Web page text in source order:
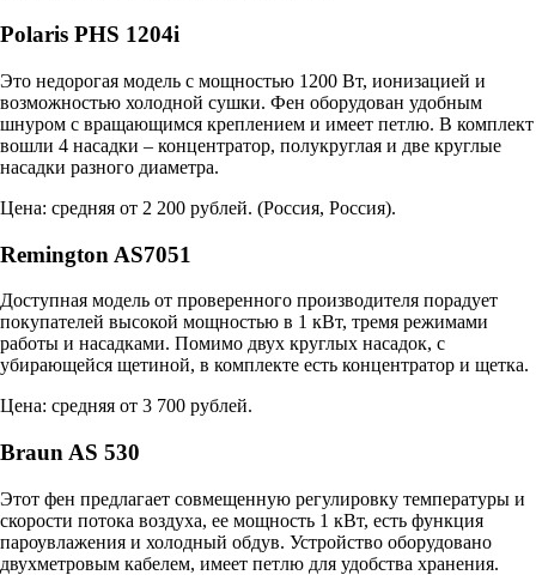
Polaris PHS 1204i
Это недорогая модель с мощностью 1200 Вт, ионизацией и
возможностью холодной сушки. Фен оборудован удобным
шнуром с вращающимся креплением и имеет петлю. В комплект
вошли 4 насадки – концентратор, полукруглая и две круглые
насадки разного диаметра.
Цена: средняя от 2 200 рублей. (Россия, Россия).
Remington AS7051
Доступная модель от проверенного производителя порадует
покупателей высокой мощностью в 1 кВт, тремя режимами
работы и насадками. Помимо двух круглых насадок, с
убирающейся щетиной, в комплекте есть концентратор и щетка.
Цена: средняя от 3 700 рублей.
Braun AS 530
Этот фен предлагает совмещенную регулировку температуры и
скорости потока воздуха, ее мощность 1 кВт, есть функция
пароувлажения и холодный обдув. Устройство оборудовано
двухметровым кабелем, имеет петлю для удобства хранения.